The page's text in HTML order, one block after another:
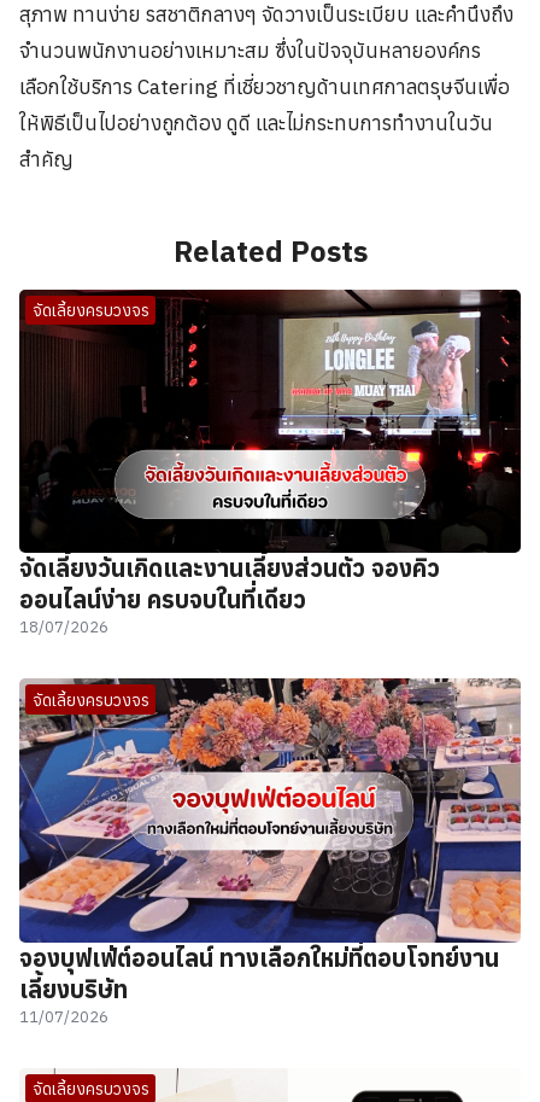
สุภาพ ทานง่าย รสชาติกลางๆ จัดวางเป็นระเบียบ และคำนึงถึง
จำนวนพนักงานอย่างเหมาะสม ซึ่งในปัจจุบันหลายองค์กร
เลือกใช้บริการ Catering ที่เชี่ยวชาญด้านเทศกาลตรุษจีนเพื่อ
ให้พิธีเป็นไปอย่างถูกต้อง ดูดี และไม่กระทบการทำงานในวัน
สำคัญ
Related Posts
จัดเลี้ยงครบวงจร
จัดเลี้ยงวันเกิดและงานเลี้ยงส่วนตัว จองคิว
ออนไลน์ง่าย ครบจบในที่เดียว
18/07/2026
จัดเลี้ยงครบวงจร
จองบุฟเฟ่ต์ออนไลน์ ทางเลือกใหม่ที่ตอบโจทย์งาน
เลี้ยงบริษัท
11/07/2026
จัดเลี้ยงครบวงจร